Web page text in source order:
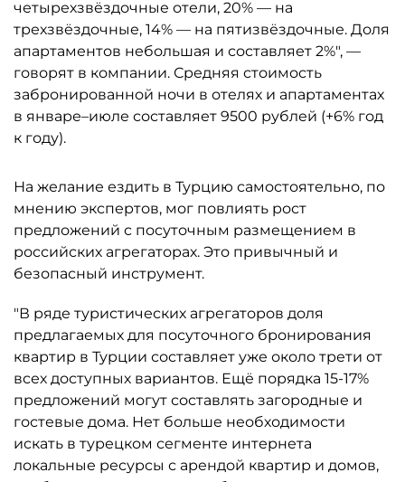
четырехзвёздочные отели, 20% — на
трехзвёздочные, 14% — на пятизвёздочные. Доля
апартаментов небольшая и составляет 2%", —
говорят в компании. Средняя стоимость
забронированной ночи в отелях и апартаментах
в январе–июле составляет 9500 рублей (+6% год
к году).
На желание ездить в Турцию самостоятельно, по
мнению экспертов, мог повлиять рост
предложений с посуточным размещением в
российских агрегаторах. Это привычный и
безопасный инструмент.
"В ряде туристических агрегаторов доля
предлагаемых для посуточного бронирования
квартир в Турции составляет уже около трети от
всех доступных вариантов. Ещё порядка 15-17%
предложений могут составлять загородные и
гостевые дома. Нет больше необходимости
искать в турецком сегменте интернета
локальные ресурсы с арендой квартир и домов,